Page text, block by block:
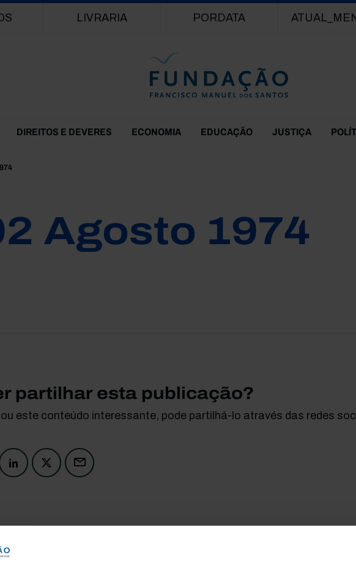
LIVRARIA PORDATA
DIREITOS E DEVERES ECONOMIA EDUCAÇÃO JUSTIÇA
Agosto 1974
partilhar esta publicação?
este conteúdo interessante, pode partilhá-lo através das redes